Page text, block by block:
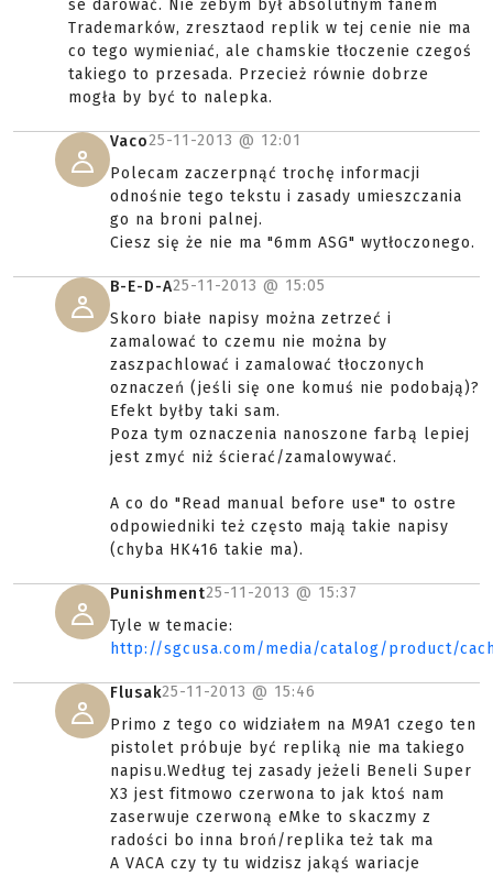
se darować. Nie żebym był absolutnym fanem
Trademarków, zresztaod replik w tej cenie nie ma
co tego wymieniać, ale chamskie tłoczenie czegoś
takiego to przesada. Przecież równie dobrze
mogła by być to nalepka.
Vaco25-11-2013 @ 12:01
Polecam zaczerpnąć trochę informacji
odnośnie tego tekstu i zasady umieszczania
go na broni palnej.
Ciesz się że nie ma "6mm ASG" wytłoczonego.
B-E-D-A25-11-2013 @ 15:05
Skoro białe napisy można zetrzeć i
zamalować to czemu nie można by
zaszpachlować i zamalować tłoczonych
oznaczeń (jeśli się one komuś nie podobają)?
Efekt byłby taki sam.
Poza tym oznaczenia nanoszone farbą lepiej
jest zmyć niż ścierać/zamalowywać.
A co do "Read manual before use" to ostre
odpowiedniki też często mają takie napisy
(chyba HK416 takie ma).
Punishment25-11-2013 @ 15:37
Tyle w temacie:
http://sgcusa.com/media/catalog/product/
Flusak25-11-2013 @ 15:46
Primo z tego co widziałem na M9A1 czego ten
pistolet próbuje być repliką nie ma takiego
napisu.Według tej zasady jeżeli Beneli Super
X3 jest fitmowo czerwona to jak ktoś nam
zaserwuje czerwoną eMke to skaczmy z
radości bo inna broń/replika też tak ma
A VACA czy ty tu widzisz jakąś wariacje